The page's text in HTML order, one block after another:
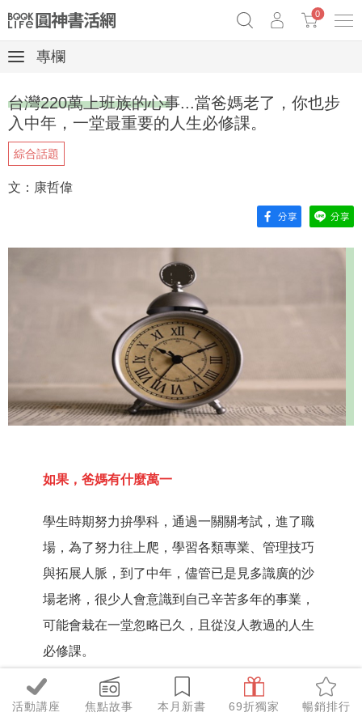
Netflix話題章魚小說！
0
活動講座 焦點故事 本月新書 69折獨家 暢銷排行
專欄
台灣220萬上班族的心事...當爸媽老了，你也步
入中年，一堂最重要的人生必修課。
綜合話題
文：康哲偉
如果，爸媽有什麼萬一
學生時期努力拚學科，通過一關關考試，進了職
場，為了努力往上爬，學習各類專業、管理技巧
與拓展人脈，到了中年，儘管已是見多識廣的沙
場老將，很少人會意識到自己辛苦多年的事業，
可能會栽在一堂忽略已久，且從沒人教過的人生
必修課。
這堂課，在鄰近的日本已經上演了。日本財經商